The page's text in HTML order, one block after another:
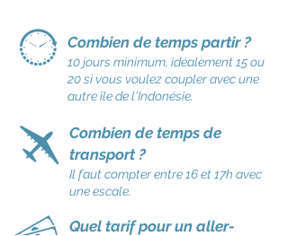
Combien de temps partir ?
10 jours minimum, idéalement 15 ou
20 si vous voulez coupler avec une
autre île de l'Indonésie.
Combien de temps de
transport ?
Il faut compter entre 16 et 17h avec
une escale.
Quel tarif pour un aller-